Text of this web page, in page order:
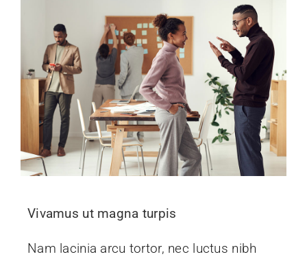
Vivamus ut magna turpis
Nam lacinia arcu tortor, nec luctus nibh